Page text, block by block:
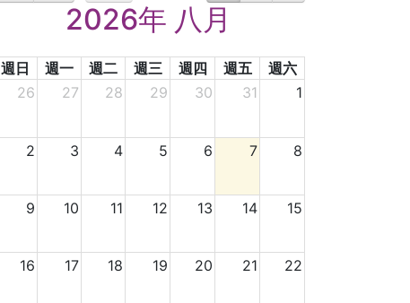
2026年 八月
週日 週一 週二 週三 週四 週五
週六
26
27 28 29 30 31 1
2 3 4 5 6 7 8
9 10 11 12 13 14 15
16 17 18 19 20 21 22